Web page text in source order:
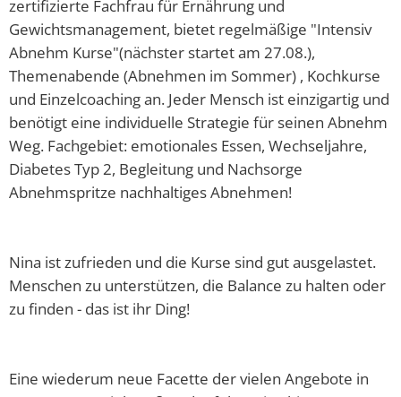
zertifizierte Fachfrau für Ernährung und
Gewichtsmanagement, bietet regelmäßige "Intensiv
Abnehm Kurse"(nächster startet am 27.08.),
Themenabende (Abnehmen im Sommer) , Kochkurse
und Einzelcoaching an. Jeder Mensch ist einzigartig und
benötigt eine individuelle Strategie für seinen Abnehm
Weg. Fachgebiet: emotionales Essen, Wechseljahre,
Diabetes Typ 2, Begleitung und Nachsorge
Abnehmspritze nachhaltiges Abnehmen!
Nina ist zufrieden und die Kurse sind gut ausgelastet.
Menschen zu unterstützen, die Balance zu halten oder
zu finden - das ist ihr Ding!
Eine wiederum neue Facette der vielen Angebote in